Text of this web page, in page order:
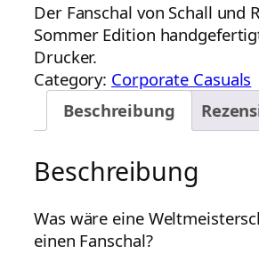
Der Fanschal von Schall und
Sommer Edition
Drucker.
Category: Corporate Casuals
Beschreibung
Beschreibung
Was wäre eine
einen Fanschal?